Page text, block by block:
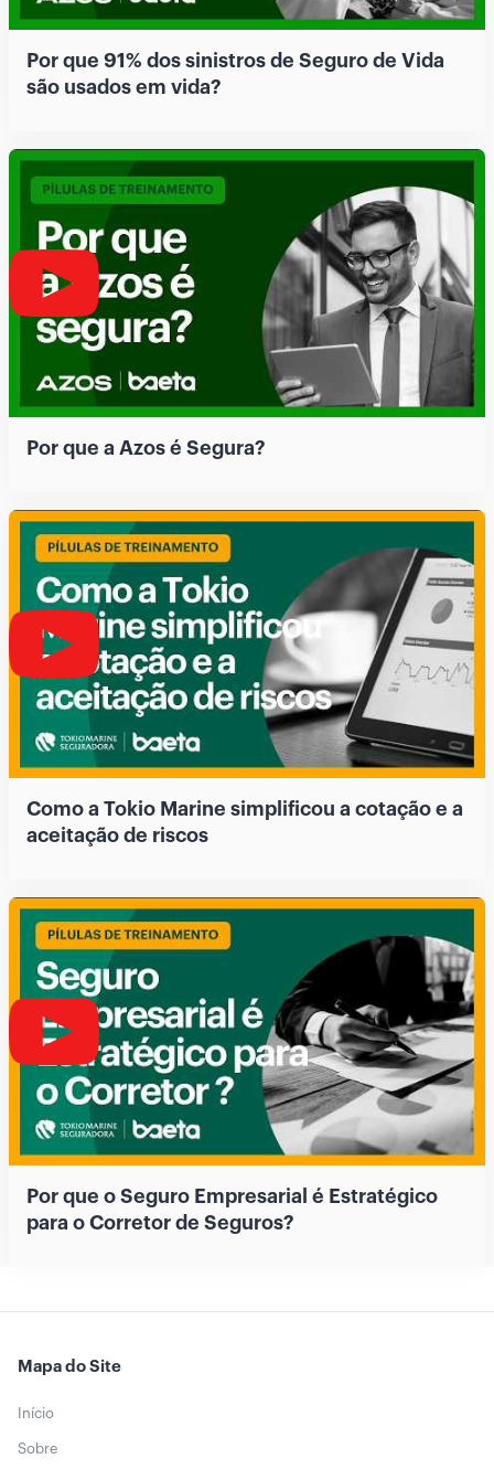
Por que 91% dos sinistros de Seguro de Vida
são usados em vida?
Por que a Azos é Segura?
Como a Tokio Marine simplificou a cotação e a
aceitação de riscos
Por que o Seguro Empresarial é Estratégico
para o Corretor de Seguros?
Mapa do Site
Início
Sobre